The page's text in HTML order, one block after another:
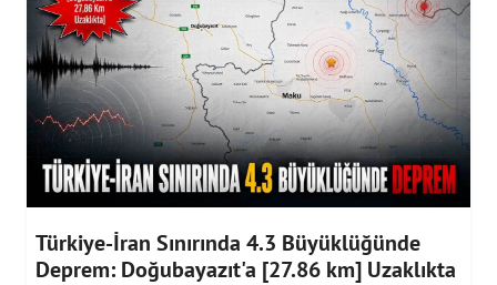
Türkiye-İran Sınırında 4.3 Büyüklüğünde
Deprem: Doğubayazıt'a [27.86 km] Uzaklıkta